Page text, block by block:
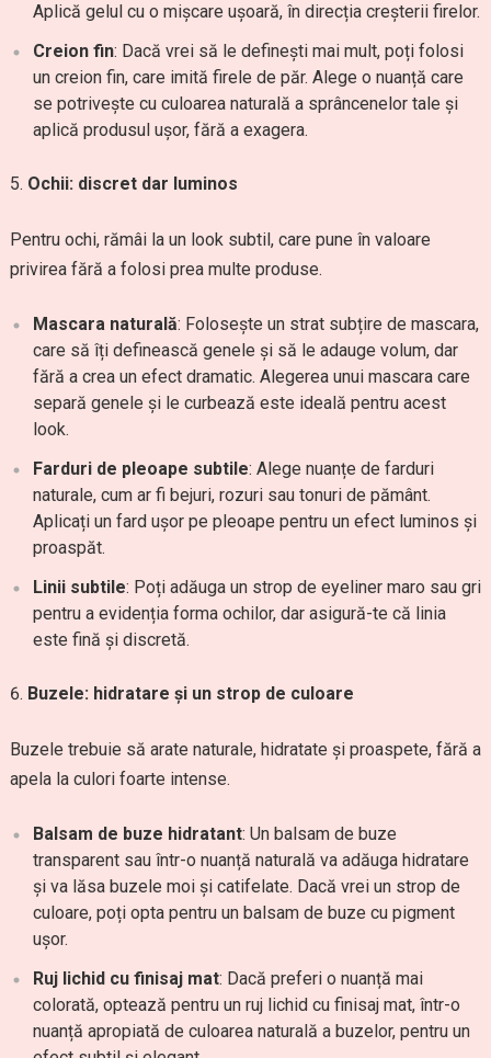
Aplică gelul cu o mișcare ușoară, în direcția creșterii firelor.
Creion fin: Dacă vrei să le definești mai mult, poți folosi
un creion fin, care imită firele de păr. Alege o nuanță care
se potrivește cu culoarea naturală a sprâncenelor tale și
aplică produsul ușor, fără a exagera.
Ochii: discret dar luminos
Pentru ochi, rămâi la un look subtil, care pune în valoare
privirea fără a folosi prea multe produse.
Mascara naturală: Folosește un strat subțire de mascara,
care să îți definească genele și să le adauge volum, dar
fără a crea un efect dramatic. Alegerea unui mascara care
separă genele și le curbează este ideală pentru acest
look.
Farduri de pleoape subtile: Alege nuanțe de farduri
naturale, cum ar fi bejuri, rozuri sau tonuri de pământ.
Aplicați un fard ușor pe pleoape pentru un efect luminos și
proaspăt.
Linii subtile: Poți adăuga un strop de eyeliner maro sau gri
pentru a evidenția forma ochilor, dar asigură-te că linia
este fină și discretă.
Buzele: hidratare și un strop de culoare
Buzele trebuie să arate naturale, hidratate și proaspete, fără a
apela la culori foarte intense.
Balsam de buze hidratant: Un balsam de buze
transparent sau într-o nuanță naturală va adăuga hidratare
și va lăsa buzele moi și catifelate. Dacă vrei un strop de
culoare, poți opta pentru un balsam de buze cu pigment
ușor.
Ruj lichid cu finisaj mat: Dacă preferi o nuanță mai
colorată, optează pentru un ruj lichid cu finisaj mat, într-o
nuanță apropiată de culoarea naturală a buzelor, pentru un